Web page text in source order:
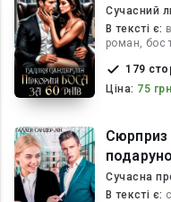
Сучасний
В текcті є:
роман, бос
179
Ціна: 75 грн
Сучасна
В текcті є: